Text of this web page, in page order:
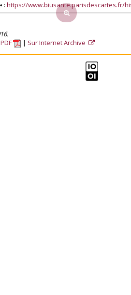
: https://www.biusante.parisdescartes.fr/
PDF Sur Internet Archive